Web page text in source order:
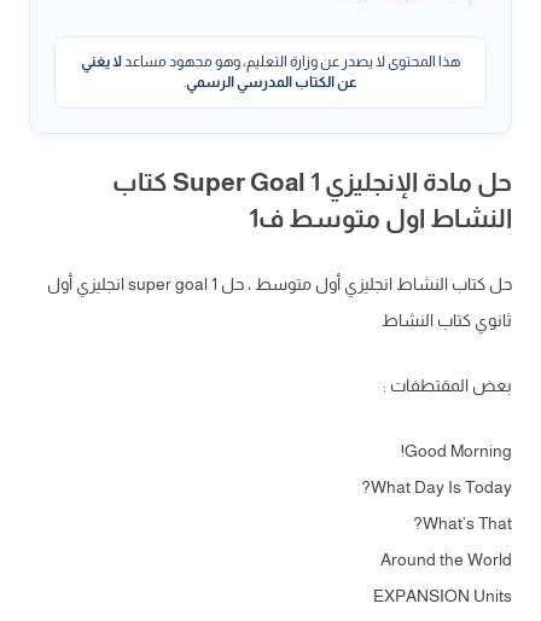
هذا المحتوى لا يصدر عن وزارة التعليم، وهو مجهود مساعدلا يغني
عن الكتاب المدرسي الرسمي.
حل مادة الإنجليزي Super Goal 1 كتاب
النشاط اول متوسط ف1
حل كتاب النشاط انجليزي أول متوسط ، حل super goal 1 انجليزي أول
ثانوي كتاب النشاط
بعض المقتطفات :
Good Morning!
What Day Is Today?
What’s That?
Around the World
EXPANSION Units